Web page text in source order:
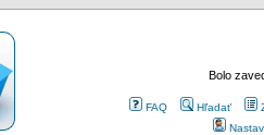
Bolo
FAQ Hľadať